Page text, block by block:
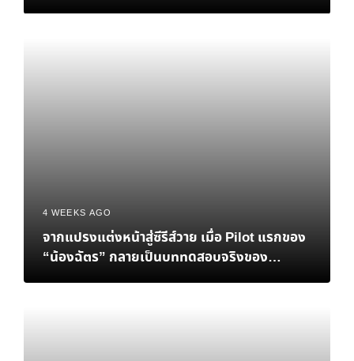
4 WEEKS AGO
จากแปรงแต่งหน้าสู่ซีรีส์วาย เมื่อ Pilot แรกของ
“น้องฉัตร” กลายเป็นบททดสอบจริงของ